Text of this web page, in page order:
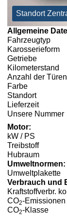
Standort
Allgemeine
Fahrzeugtyp
Karosserieform
Getriebe
Kilometerstand
Anzahl der Türen
Farbe
Standort
Lieferzeit
Unsere Nummer
Motor:
kW / PS
Treibstoff
Hubraum
Umweltnormen:
Umweltplakette
Verbrauch und
Kraftstoffverbr.
CO2-Emissionen
CO2-Klasse